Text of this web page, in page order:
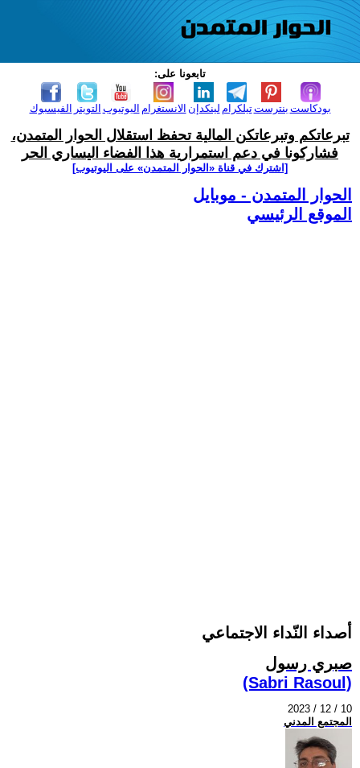
تابعونا على:
الفيسبوك التويتر اليوتيوب الانستغرام لينكدإن تيلكرامبنترست بودكاست
تبرعاتكم وتبرعاتكن المالية تحفظ استقلال الحوار المتمدن،
فشاركونا في دعم استمرارية هذا الفضاء اليساري الحر
[اشترك في قناة ‫«الحوار المتمدن» على اليوتيوب]
الحوار المتمدن - موبايل
الموقع الرئيسي
أصداء النّداء الاجتماعي
صبري رسول
(Sabri Rasoul)
2023 / 12 / 10
المجتمع المدني